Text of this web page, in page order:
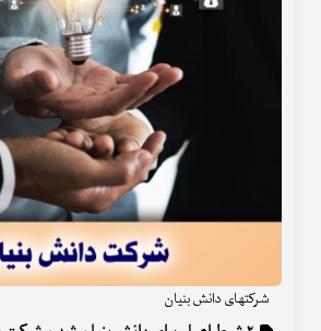
شرکتهای دانش بنیان